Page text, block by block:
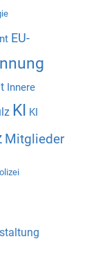
EU-
Innere
KI KI
Mitglieder